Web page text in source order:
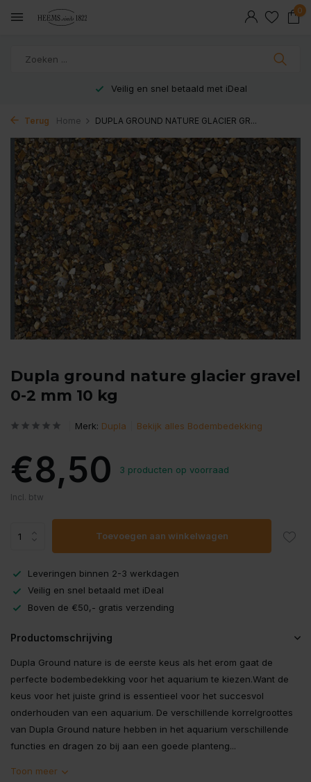
0
Veilig en snel betaald met iDeal
Terug Home DUPLA GROUND NATURE GLACIER GR...
Dupla ground nature glacier gravel
0-2 mm 10 kg
Merk: Dupla Bekijk alles Bodembedekking
€8,50 3 producten op voorraad
Incl. btw
Toevoegen aan winkelwagen
Leveringen binnen 2-3 werkdagen
Veilig en snel betaald met iDeal
Boven de €50,- gratis verzending
Productomschrijving
Dupla Ground nature is de eerste keus als het erom gaat de
perfecte bodembedekking voor het aquarium te kiezen.Want de
keus voor het juiste grind is essentieel voor het succesvol
onderhouden van een aquarium. De verschillende korrelgroottes
van Dupla Ground nature hebben in het aquarium verschillende
functies en dragen zo bij aan een goede planteng...
Toon meer